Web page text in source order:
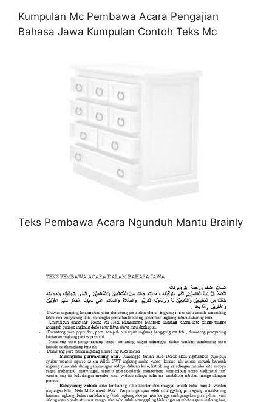
Kumpulan Mc Pembawa Acara Pengajian
Bahasa Jawa Kumpulan Contoh Teks Mc
Teks Pembawa Acara Ngunduh Mantu Brainly